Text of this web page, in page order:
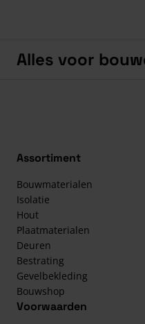
Alles voor
Assortiment
Bouwmaterialen
Isolatie
Hout
Plaatmaterialen
Deuren
Bestrating
Gevelbekleding
Bouwshop
Voorwaarden